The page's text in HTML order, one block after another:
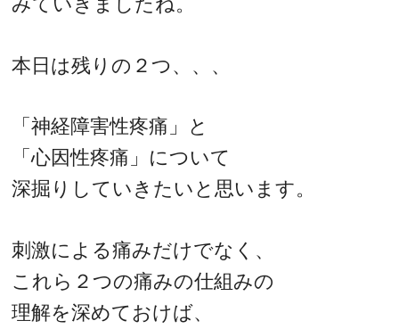
本日は残りの２つ、、、
「神経障害性疼痛」と
「心因性疼痛」について
深掘りしていきたいと思います。
刺激による痛みだけでなく、
これら２つの痛みの仕組みの
理解を深めておけば、